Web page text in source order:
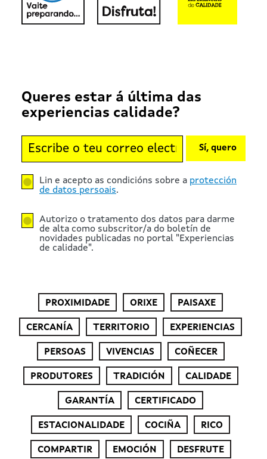
Queres estar á última das
experiencias calidade?
Lin e acepto as condicións sobre a protección
de datos persoais.
Autorizo o tratamento dos datos para darme
de alta como subscritor/a do boletín de
novidades publicadas no portal "Experiencias
de calidade".
Sí, quero
PROXIMIDADE ORIXE PAISAXE
CERCANÍA TERRITORIO EXPERIENCIAS
PERSOAS VIVENCIAS COÑECER
PRODUTORES TRADICIÓN CALIDADE
GARANTÍA CERTIFICADO
ESTACIONALIDADE COCIÑA RICO
COMPARTIR EMOCIÓN DESFRUTE